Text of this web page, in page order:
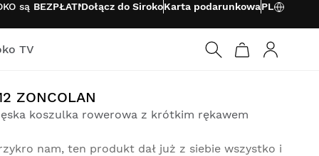
sąBEZPŁATNEDołącz do SirokoKarta podarunkowaPL
TV
ZONCOLAN
koszulka rowerowa z krótkim rękawem
nam, ten produkt dał już z siebie wszystko i